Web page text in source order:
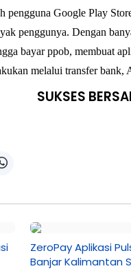
pengguna Google Play
penggunya. Dengan
bayar ppob, membuat
melalui transfer
SUKSES
ZeroPay Aplikasi
Banjar Kalimantan